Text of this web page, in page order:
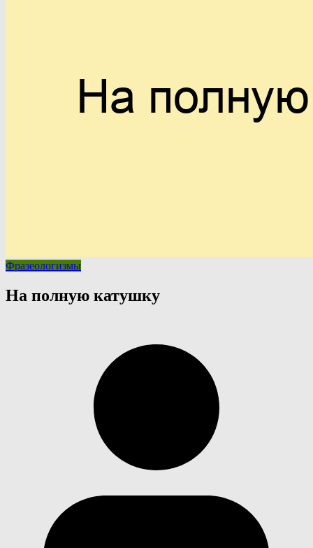
Фразеологизмы
На полную катушку